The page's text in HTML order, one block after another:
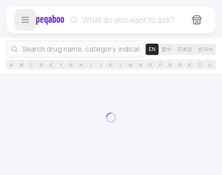
EN 繁中 日本語 한국어
A B C D E F G H I J K L M N O P Q R S T U